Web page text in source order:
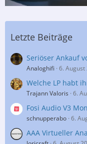
Letzte Beiträge
Seriöser Ankauf
Analoghifi 6. August
Welche LP habt
Trajann Valoris 6.
Fosi Audio V3
schnupperabo 6.
AAA Virtueller